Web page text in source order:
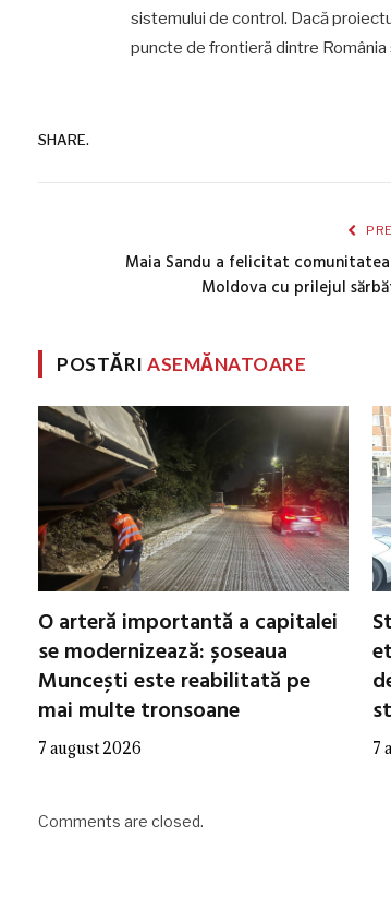
sistemului de control. Dacă
puncte de frontieră dintre România
SHARE.
Maia Sandu a felicitat
Moldova cu prilejul
POSTĂRIASEMĂNATOARE
O arteră importantă a capitalei
se modernizează: șoseaua
Muncești este reabilitată pe
mai multe tronsoane
7 august 2026 7
Comments are closed.